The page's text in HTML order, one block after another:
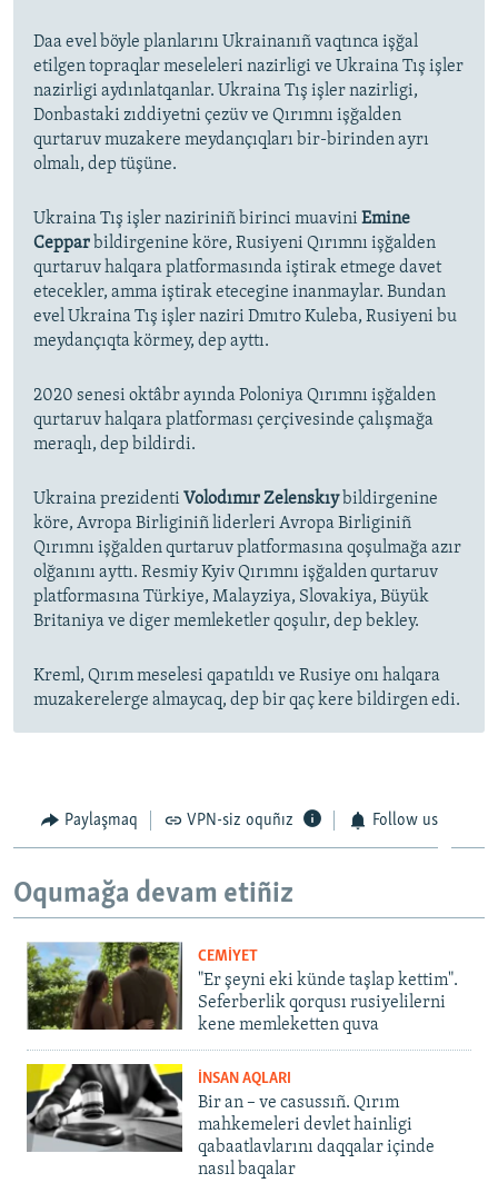
Daa evel böyle planlarını Ukrainanıñ vaqtınca işğal
etilgen topraqlar meseleleri nazirligi ve Ukraina Tış işler
nazirligi aydınlatqanlar. Ukraina Tış işler nazirligi,
Donbastaki zıddiyetni çezüv ve Qırımnı işğalden
qurtaruv muzakere meydançıqları bir-birinden ayrı
olmalı, dep tüşüne.
Ukraina Tış işler naziriniñ birinci muavini Emine
Ceppar bildirgenine köre, Rusiyeni Qırımnı işğalden
qurtaruv halqara platformasında iştirak etmege davet
etecekler, amma iştirak etecegine inanmaylar. Bundan
evel Ukraina Tış işler naziri Dmıtro Kuleba, Rusiyeni bu
meydançıqta körmey, dep ayttı.
2020 senesi oktâbr ayında Poloniya Qırımnı işğalden
qurtaruv halqara platforması çerçivesinde çalışmağa
meraqlı, dep bildirdi.
Ukraina prezidenti Volodımır Zelenskıybildirgenine
köre, Avropa Birliginiñ liderleri Avropa Birliginiñ
Qırımnı işğalden qurtaruv platformasına qoşulmağa azır
olğanını ayttı. Resmiy Kyiv Qırımnı işğalden qurtaruv
platformasına Türkiye, Malayziya, Slovakiya, Büyük
Britaniya ve diger memleketler qoşulır, dep bekley.
Kreml, Qırım meselesi qapatıldı ve Rusiye onı halqara
muzakerelerge almaycaq, dep bir qaç kere bildirgen edi.
Paylaşmaq VPN-siz oquñız Follow us
Oqumağa devam etiñiz
CEMİYET
"Er şeyni eki künde taşlap kettim".
Seferberlik qorqusı rusiyelilerni
kene memleketten quva
İNSAN AQLARI
Bir an – ve casussıñ. Qırım
mahkemeleri devlet hainligi
qabaatlavlarını daqqalar içinde
nasıl baqalar